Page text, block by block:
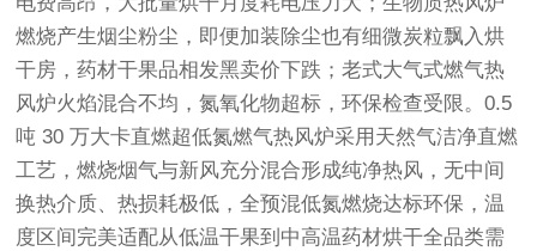
燃烧产生烟尘粉尘，即便加装除尘也有细微炭粒飘入烘
干房，药材干果品相发黑卖价下跌；老式大气式燃气热
风炉火焰混合不均，氮氧化物超标，环保检查受限。0.5
吨 30 万大卡直燃超低氮燃气热风炉采用天然气洁净直燃
工艺，燃烧烟气与新风充分混合形成纯净热风，无中间
换热介质、热损耗极低，全预混低氮燃烧达标环保，温
度区间完美适配从低温干果到中高温药材烘干全品类需